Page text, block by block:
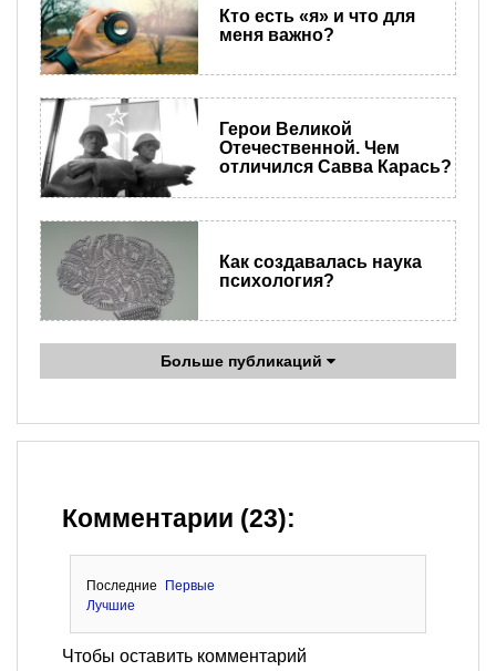
Кто есть «я» и что для
меня важно?
Герои Великой
Отечественной. Чем
отличился Савва Карась?
Как создавалась наука
психология?
Больше публикаций
Комментарии (23):
Последние
Первые
Лучшие
Чтобы оставить комментарий